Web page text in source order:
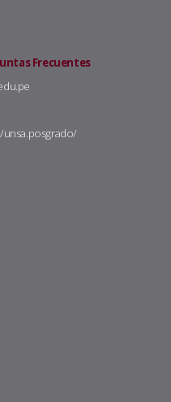
Frecuentes